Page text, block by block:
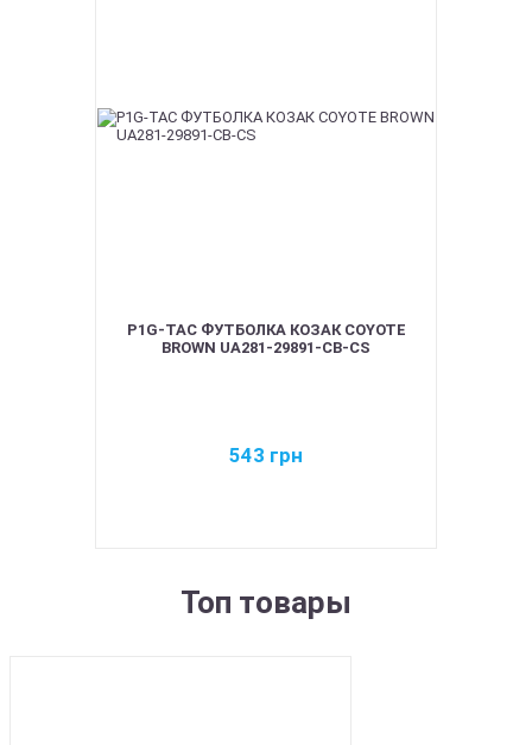
P1G-TAC ФУТБОЛКА КОЗАК COYOTE
BROWN UA281-29891-CB-CS
543 грн
Топ товары